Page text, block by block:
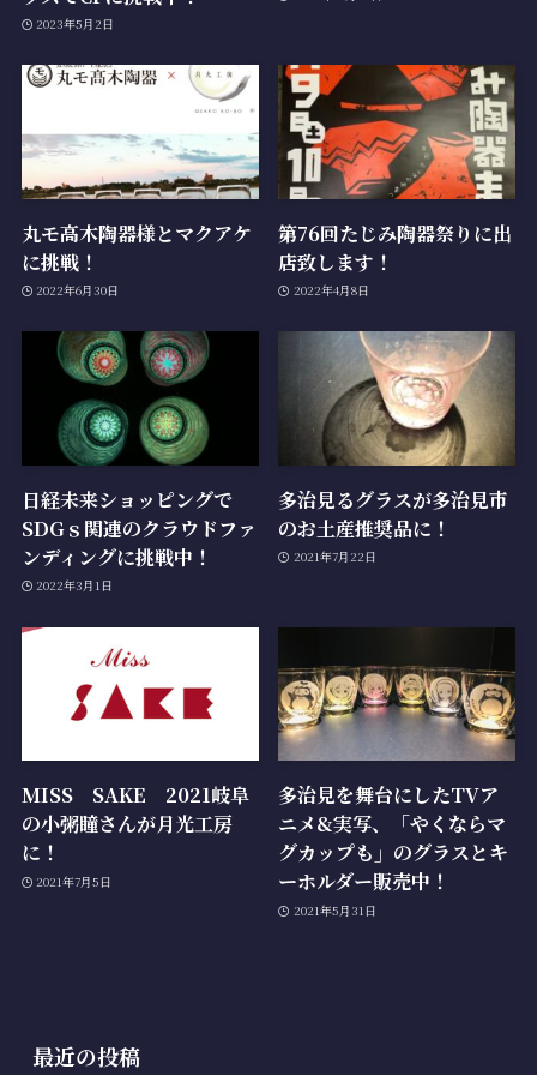
2023年5月2日
丸モ高木陶器様とマクアケ
に挑戦！
2022年6月30日
第76回たじみ陶器祭りに出
店致します！
2022年4月8日
日経未来ショッピングで
SDGｓ関連のクラウドファ
ンディングに挑戦中！
2022年3月1日
多治見るグラスが多治見市
のお土産推奨品に！
2021年7月22日
MISS SAKE 2021岐阜
の小粥瞳さんが月光工房
に！
2021年7月5日
多治見を舞台にしたTVア
ニメ&実写、「やくならマ
グカップも」のグラスとキ
ーホルダー販売中！
2021年5月31日
最近の投稿